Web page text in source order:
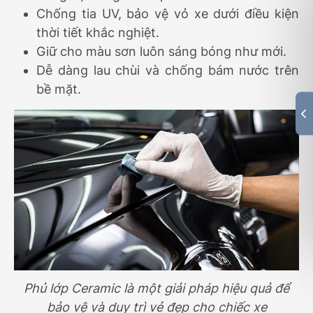
Chống tia UV, bảo vệ vỏ xe dưới điều kiện
thời tiết khắc nghiệt.
Giữ cho màu sơn luôn sáng bóng như mới.
Dễ dàng lau chùi và chống bám nước trên
bề mặt.
Phủ lớp Ceramic là một giải pháp hiệu quả để
bảo vệ và duy trì vẻ đẹp cho chiếc xe